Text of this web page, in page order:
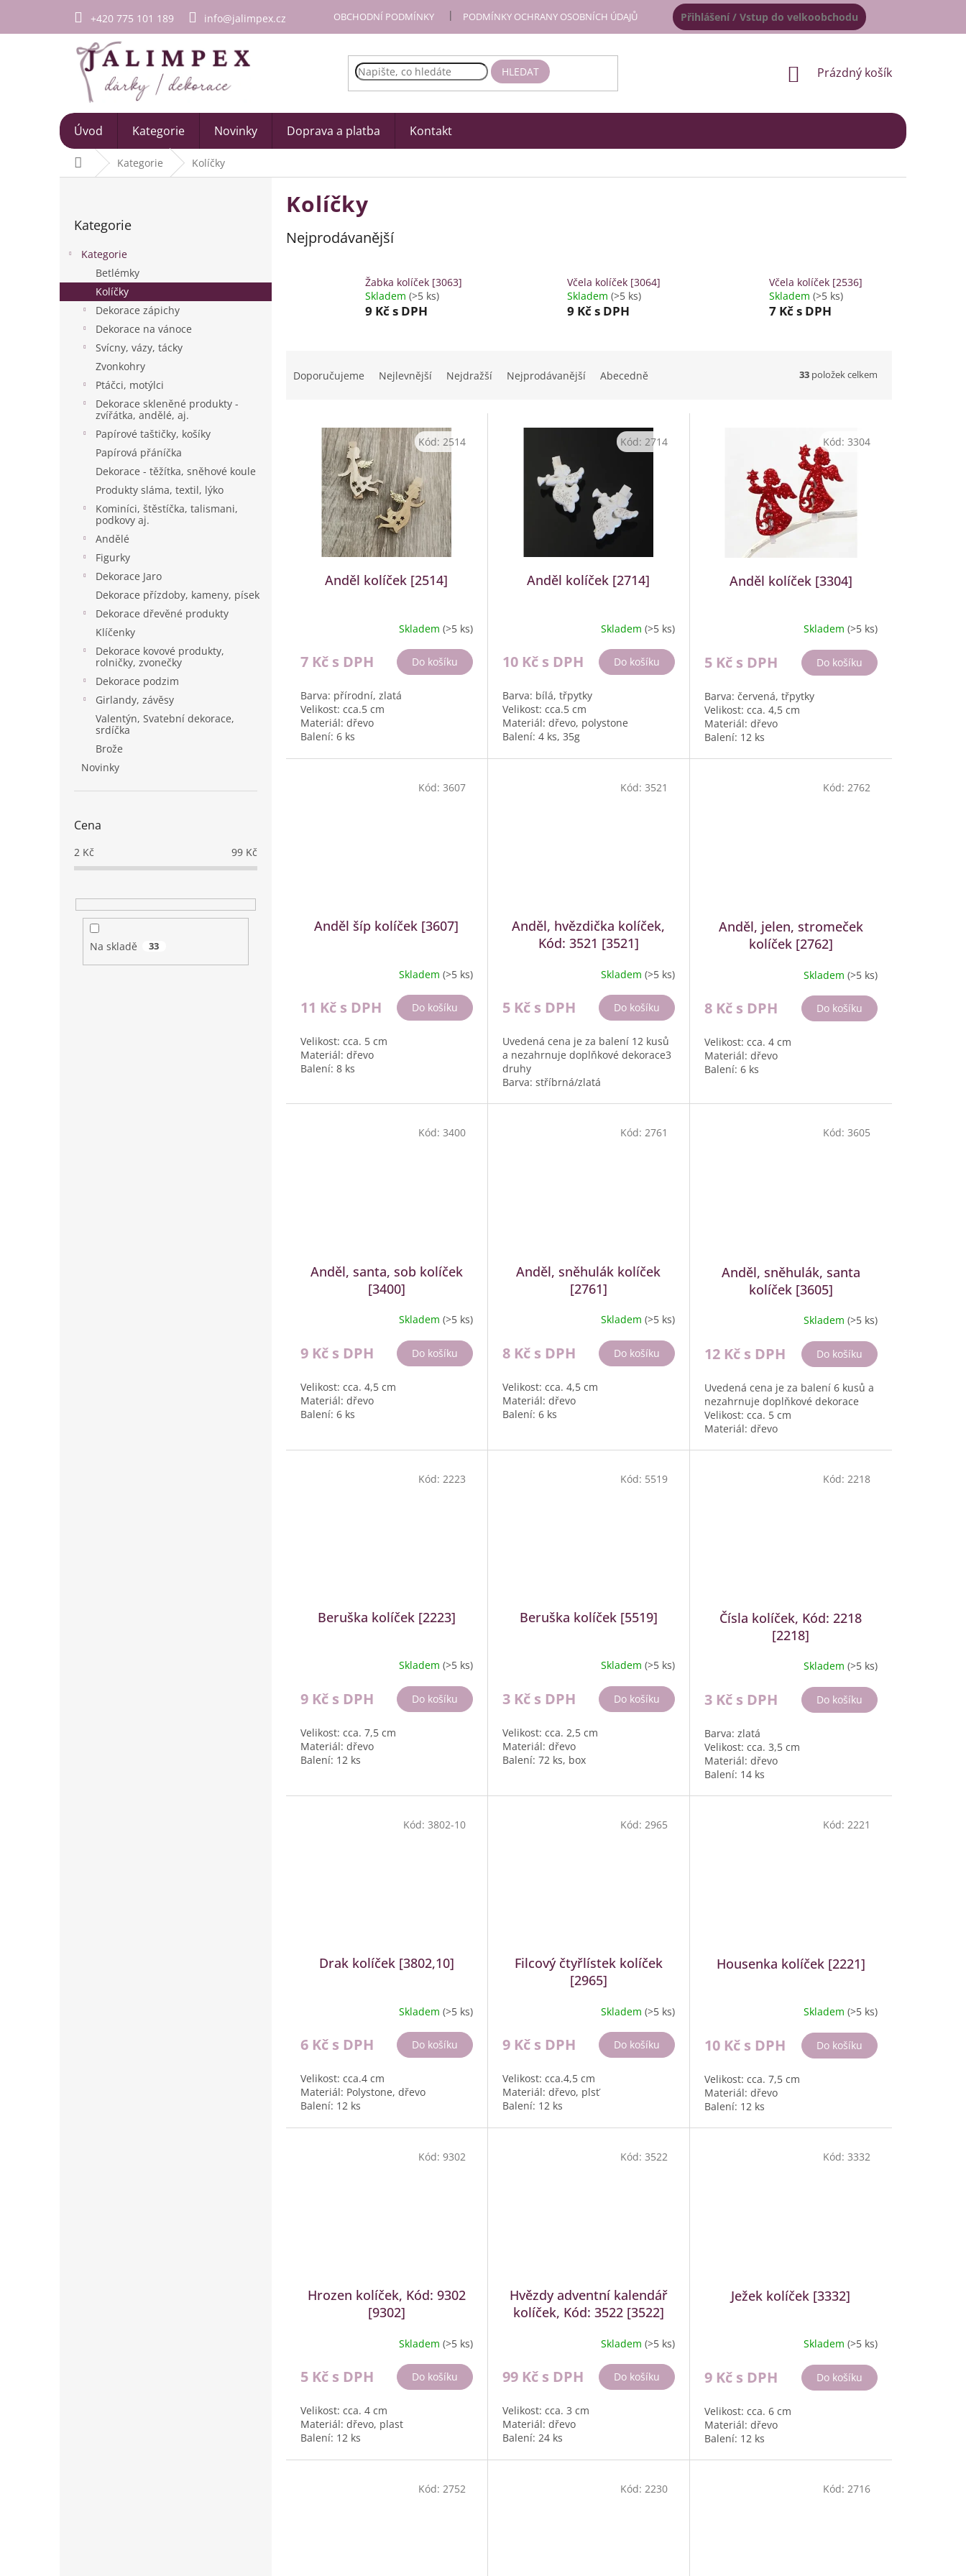
obsah
+420 775 101 189 info@jalimpex.cz OBCHODNÍ PODMÍNKY PODMÍNKY OCHRANY OSOBNÍCH ÚDAJŮ Přihlášení / Vstup do velkoobchodu
HLEDAT
NÁKUPNÍ
Prázdný košík
Úvod Kategorie Novinky Doprava a platba Kontakt
Domů Kategorie Kolíčky
n
kategorie
Kategorie
Kategorie
Betlémky
Kolíčky
Dekorace zápichy
Dekorace na vánoce
Svícny, vázy, tácky
Zvonkohry
Ptáčci, motýlci
Dekorace skleněné produkty -
zvířátka, andělé, aj.
Papírové taštičky, košíky
Papírová přáníčka
Dekorace - těžítka, sněhové koule
Produkty sláma, textil, lýko
Kominíci, štěstíčka, talismani,
podkovy aj.
Andělé
Figurky
Dekorace Jaro
Dekorace přízdoby, kameny, písek
Dekorace dřevěné produkty
Klíčenky
Dekorace kovové produkty,
rolničky, zvonečky
Dekorace podzim
Girlandy, závěsy
Valentýn, Svatební dekorace,
srdíčka
Brože
Novinky
Cena
2 Kč 99 Kč
Na skladě 33
Kolíčky
Nejprodávanější
Žabka kolíček [3063]
Skladem (>5 ks)
9 Kčs DPH
Včela kolíček [3064]
Skladem (>5 ks)
9 Kčs DPH
Včela kolíček [2536]
Skladem (>5 ks)
7 Kčs DPH
Doporučujeme Nejlevnější Nejdražší Nejprodávanější Abecedně 33 položek celkem
Anděl kolíček [2514]
Skladem (>5 ks)
7 Kč s DPH Do košíku
Barva: přírodní, zlatá
Velikost: cca.5 cm
Materiál: dřevo
Balení: 6 ks
Kód: 2514
Anděl kolíček [2714]
Skladem (>5 ks)
10 Kč s DPH Do košíku
Barva: bílá, třpytky
Velikost: cca.5 cm
Materiál: dřevo, polystone
Balení: 4 ks, 35g
Kód: 2714
Anděl kolíček [3304]
Skladem (>5 ks)
5 Kč s DPH Do košíku
Barva: červená, třpytky
Velikost: cca. 4,5 cm
Materiál: dřevo
Balení: 12 ks
Kód: 3304
Anděl šíp kolíček [3607]
Skladem (>5 ks)
11 Kč s DPH Do košíku
Velikost: cca. 5 cm
Materiál: dřevo
Balení: 8 ks
Kód: 3607
Anděl, hvězdička kolíček,
Kód: 3521 [3521]
Skladem (>5 ks)
5 Kč s DPH Do košíku
Uvedená cena je za balení 12 kusů
a nezahrnuje doplňkové dekorace3
druhy
Barva: stříbrná/zlatá
Kód: 3521
Anděl, jelen, stromeček
kolíček [2762]
Skladem (>5 ks)
8 Kč s DPH Do košíku
Velikost: cca. 4 cm
Materiál: dřevo
Balení: 6 ks
Kód: 2762
Anděl, santa, sob kolíček
[3400]
Skladem (>5 ks)
9 Kč s DPH Do košíku
Velikost: cca. 4,5 cm
Materiál: dřevo
Balení: 6 ks
Kód: 3400
Anděl, sněhulák kolíček
[2761]
Skladem (>5 ks)
8 Kč s DPH Do košíku
Velikost: cca. 4,5 cm
Materiál: dřevo
Balení: 6 ks
Kód: 2761
Anděl, sněhulák, santa
kolíček [3605]
Skladem (>5 ks)
12 Kč s DPH Do košíku
Uvedená cena je za balení 6 kusů a
nezahrnuje doplňkové dekorace
Velikost: cca. 5 cm
Materiál: dřevo
Kód: 3605
Beruška kolíček [2223]
Skladem (>5 ks)
9 Kč s DPH Do košíku
Velikost: cca. 7,5 cm
Materiál: dřevo
Balení: 12 ks
Kód: 2223
Beruška kolíček [5519]
Skladem (>5 ks)
3 Kč s DPH Do košíku
Velikost: cca. 2,5 cm
Materiál: dřevo
Balení: 72 ks, box
Kód: 5519
Čísla kolíček, Kód: 2218
[2218]
Skladem (>5 ks)
3 Kč s DPH Do košíku
Barva: zlatá
Velikost: cca. 3,5 cm
Materiál: dřevo
Balení: 14 ks
Kód: 2218
Drak kolíček [3802,10]
Skladem (>5 ks)
6 Kč s DPH Do košíku
Velikost: cca.4 cm
Materiál: Polystone, dřevo
Balení: 12 ks
Kód: 3802-10
Filcový čtyřlístek kolíček
[2965]
Skladem (>5 ks)
9 Kč s DPH Do košíku
Velikost: cca.4,5 cm
Materiál: dřevo, plsť
Balení: 12 ks
Kód: 2965
Housenka kolíček [2221]
Skladem (>5 ks)
10 Kč s DPH Do košíku
Velikost: cca. 7,5 cm
Materiál: dřevo
Balení: 12 ks
Kód: 2221
Hrozen kolíček, Kód: 9302
[9302]
Skladem (>5 ks)
5 Kč s DPH Do košíku
Velikost: cca. 4 cm
Materiál: dřevo, plast
Balení: 12 ks
Kód: 9302
Hvězdy adventní kalendář
kolíček, Kód: 3522 [3522]
Skladem (>5 ks)
99 Kč s DPH Do košíku
Velikost: cca. 3 cm
Materiál: dřevo
Balení: 24 ks
Kód: 3522
Ježek kolíček [3332]
Skladem (>5 ks)
9 Kč s DPH Do košíku
Velikost: cca. 6 cm
Materiál: dřevo
Balení: 12 ks
Kód: 3332
Kód: 2752 Kód: 2230 Kód: 2716